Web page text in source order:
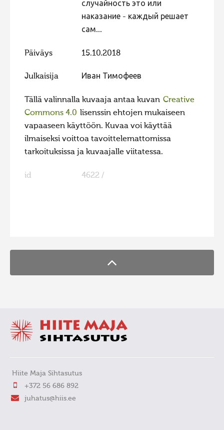
случайность это или
наказание - каждый решает
сам...
Päiväys 15.10.2018
Julkaisija Иван Тимофеев
Tällä valinnalla kuvaaja antaa kuvan Creative
Commons 4.0 lisenssin ehtojen mukaiseen
vapaaseen käyttöön. Kuvaa voi käyttää
ilmaiseksi voittoa tavoittelemattomissa
tarkoituksissa ja kuvaajalle viitatessa.
id 4622 /
Hiite Maja Sihtasutus
+372 56 686 892
juhatus@hiis.ee